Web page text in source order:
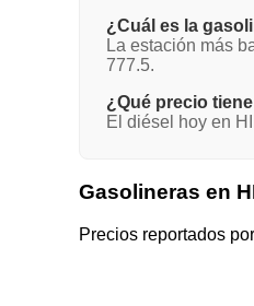
¿Cuál es la
La estación más
777.5.
¿Qué precio
El diésel hoy en
Gasolineras en
Precios reportados